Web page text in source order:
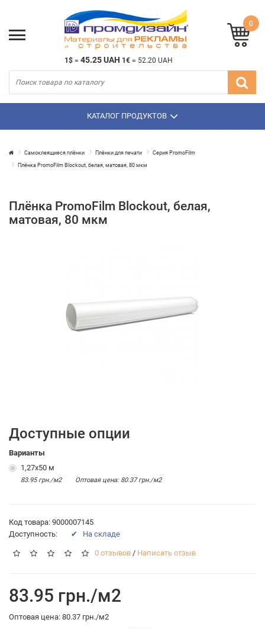
1$ = 45.25 UAH 1€ = 52.20 UAH
0
КАТАЛОГ ПРОДУКТОВ
Самоклеящиеся плёнки Плёнки для печати Серия PromoFilm
Плёнка PromoFilm Blockout, белая, матовая, 80 мкм
Плёнка PromoFilm Blockout, белая,
матовая, 80 мкм
Доступные опции
Варианты
1,27x50 м
83.95 грн./м2 Оптовая цена: 80.37 грн./м2
Код товара: 9000007145
Доступность:
✔ На складе
0 отзывов / Написать отзыв
83.95 грн./м2
Оптовая цена: 80.37 грн./м2